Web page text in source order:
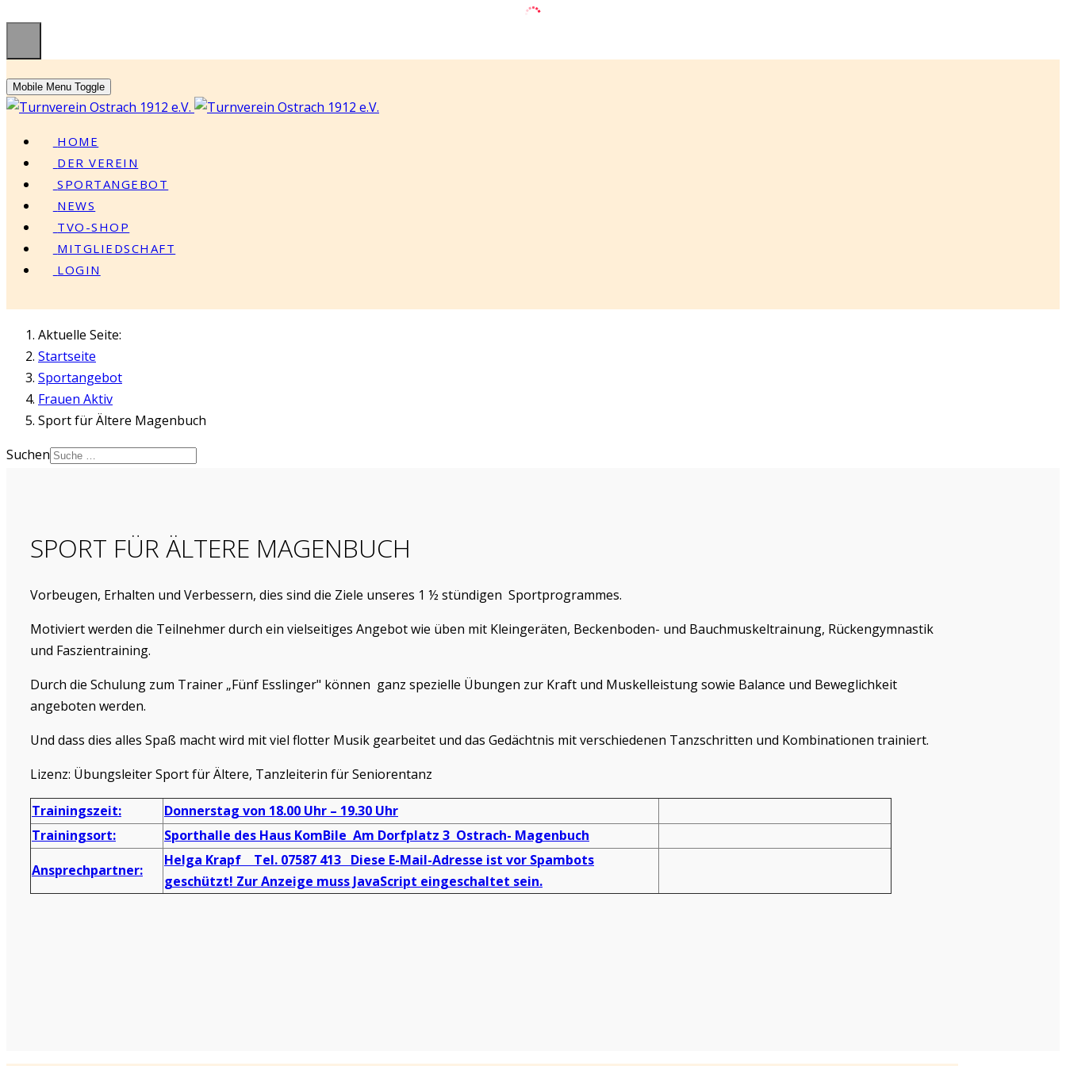
Mobile Menu Toggle
HOME
DER VEREIN
SPORTANGEBOT
NEWS
TVO-SHOP
MITGLIEDSCHAFT
LOGIN
Aktuelle Seite:
Startseite
Sportangebot
Frauen Aktiv
Sport für Ältere Magenbuch
Suchen
SPORT FÜR ÄLTERE MAGENBUCH
Vorbeugen, Erhalten und Verbessern, dies sind die Ziele unseres 1 ½ stündigen Sportprogrammes.
Motiviert werden die Teilnehmer durch ein vielseitiges Angebot wie üben mit Kleingeräten, Beckenboden- und Bauchmuskeltrainung, Rückengymnastik
und Faszientraining.
Durch die Schulung zum Trainer „Fünf Esslinger" können ganz spezielle Übungen zur Kraft und Muskelleistung sowie Balance und Beweglichkeit
angeboten werden.
Und dass dies alles Spaß macht wird mit viel flotter Musik gearbeitet und das Gedächtnis mit verschiedenen Tanzschritten und Kombinationen trainiert.
Lizenz: Übungsleiter Sport für Ältere, Tanzleiterin für Seniorentanz
Trainingszeit:
Donnerstag von 18.00 Uhr – 19.30 Uhr
Trainingsort:
Sporthalle des Haus KomBile Am Dorfplatz 3 Ostrach- Magenbuch
Ansprechpartner:
Helga Krapf Tel. 07587 413 Diese E-Mail-Adresse ist vor Spambots
geschützt! Zur Anzeige muss JavaScript eingeschaltet sein.